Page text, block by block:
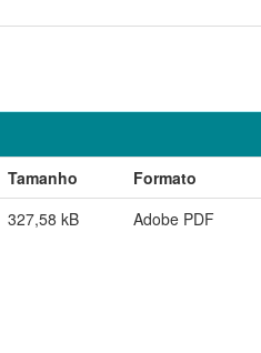
Tamanho
Formato
327,58 kB Adobe PDF